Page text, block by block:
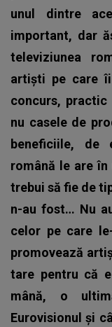
unul dintre
important, dar
televiziunea
artiști pe care
concurs,
nu casele de
beneficiile, de
română le are
trebui să fie de
n-au fost… Nu
celor pe care
promovează
tare pentru că
mână, o
Eurovisionul și